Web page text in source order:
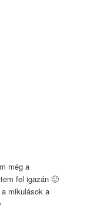
még a
fel igazán 🙂
mikulások a